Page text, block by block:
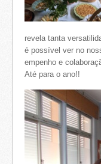
revela tanta
é possível ver no
empenho e
Até para o ano!!